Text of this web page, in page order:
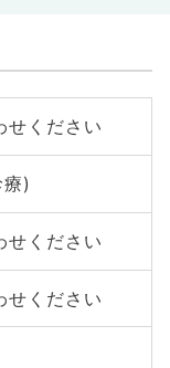
せください
)
せください
せください